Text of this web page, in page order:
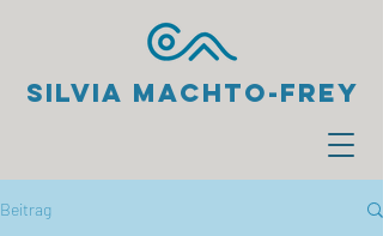
Silvia Machto-Frey
Beitrag